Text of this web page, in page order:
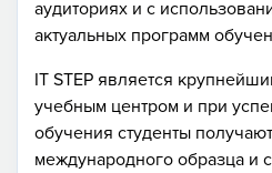
аудиториях и с
актуальных программ
IT STEP является
учебным центром и при
обучения студенты
международного образца и